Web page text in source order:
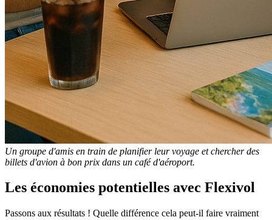
Un groupe d'amis en train de planifier leur voyage et chercher des
billets d'avion à bon prix dans un café d'aéroport.
Les économies potentielles avec Flexivol
Passons aux résultats ! Quelle différence cela peut-il faire vraiment